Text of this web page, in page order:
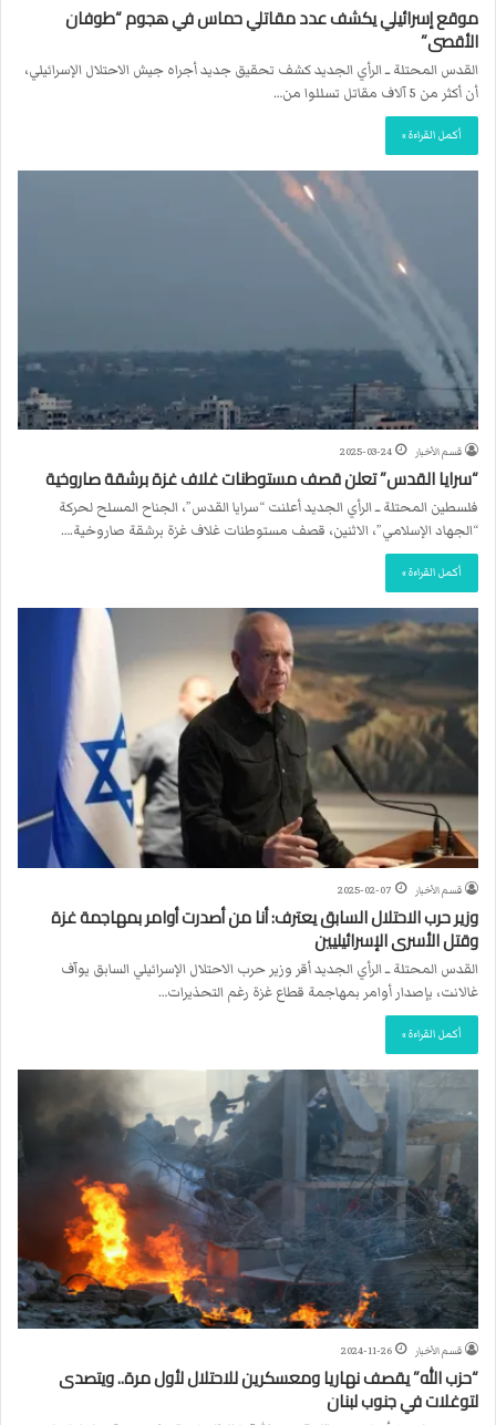
موقع إسرائيلي يكشف عدد مقاتلي حماس في هجوم “طوفان
الأقصى”
القدس المحتلة ــ الرأي الجديد كشف تحقيق جديد أجراه جيش الاحتلال الإسرائيلي،
أن أكثر من 5 آلاف مقاتل تسللوا من…
أكمل القراءة »
قسم الأخبار 2025-03-24
“سرايا القدس” تعلن قصف مستوطنات غلاف غزة برشقة صاروخية
فلسطين المحتلة ــ الرأي الجديد أعلنت “سرايا القدس”، الجناح المسلح لحركة
“الجهاد الإسلامي”، الاثنين، قصف مستوطنات غلاف غزة برشقة صاروخية.…
أكمل القراءة »
قسم الأخبار 2025-02-07
وزير حرب الاحتلال السابق يعترف: أنا من أصدرت أوامر بمهاجمة غزة
وقتل الأسرى الإسرائيليين
القدس المحتلة ــ الرأي الجديد أقر وزير حرب الاحتلال الإسرائيلي السابق يوآف
غالانت، بإصدار أوامر بمهاجمة قطاع غزة رغم التحذيرات…
أكمل القراءة »
قسم الأخبار 2024-11-26
“حزب الله” يقصف نهاريا ومعسكرين للاحتلال لأول مرة.. ويتصدى
لتوغلات في جنوب لبنان